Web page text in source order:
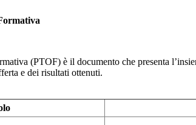
(PTOF) è il documento che presenta
e dei risultati ottenuti.